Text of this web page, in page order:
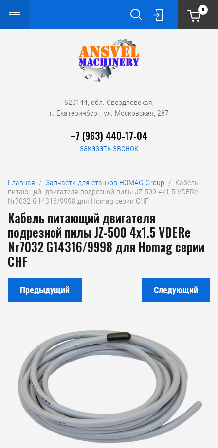
0
620144, обл. Свердловская,
г. Екатеринбург, ул. Московская, 287
+7 (963) 440-17-04
заказать звонок
Главная
  /
Запчасти для станков HOMAG Group
  /  Кабель
питающий  двигателя подрезной пилы JZ-500 4x1.5 VDERe
Nr7032 G14316/9998 для Homag серии CHF
Кабель питающий двигателя
подрезной пилы JZ-500 4x1.5 VDERe
Nr7032 G14316/9998 для Homag серии
CHF
Предыдущий Следующий